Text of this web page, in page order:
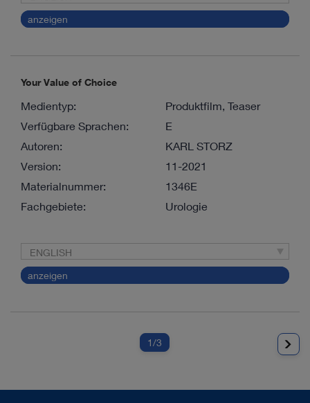
anzeigen
Your Value of Choice
Medientyp:
Produktfilm, Teaser
Verfügbare Sprachen:
E
Autoren:
KARL STORZ
Version:
11-2021
Materialnummer:
1346E
Fachgebiete:
Urologie
ENGLISH
anzeigen
1/3